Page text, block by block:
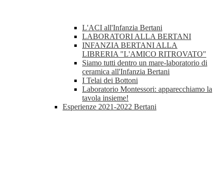
L'ACI all'Infanzia Bertani
LABORATORI ALLA BERTANI
INFANZIA BERTANI ALLA
LIBRERIA "L'AMICO RITROVATO"
Siamo tutti dentro un mare-laboratorio di
ceramica all'Infanzia Bertani
I Telai dei Bottoni
Laboratorio Montessori: apparecchiamo la
tavola insieme!
Esperienze 2021-2022 Bertani